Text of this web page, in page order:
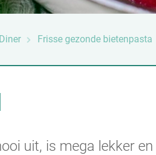
Diner Frisse gezonde bietenpasta
uit, is mega lekker